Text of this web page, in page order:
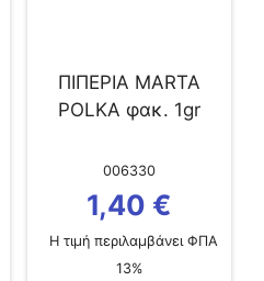
ΠΙΠΕΡΙΑ MARTA
POLKA φακ. 1gr
006330
1,40 €
Η τιμή περιλαμβάνει ΦΠΑ
13%